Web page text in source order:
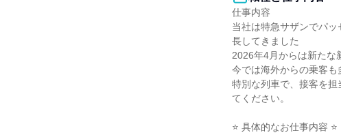
仕事内容
当社は特急サザンでパ
長してきました
2026年4月からは新たな
今では海外からの乗客も
特別な列車で、接客を
てください。
⭐ 具体的なお仕事内容 ⭐